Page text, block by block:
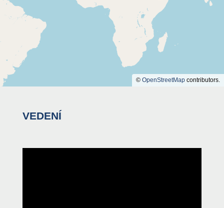
© OpenStreetMap contributors.
VEDENÍ